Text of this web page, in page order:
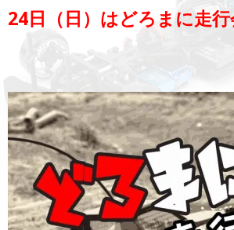
で
開
(新
し
ィ
で
開
き
ま
す)
24日（日）はどろまに走